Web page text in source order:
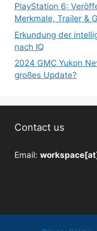
PlayStation 6:
Merkmale, Trailer &
Erkundung der
nach IQ
2024 GMC Yukon
großes Update?
Contact us
Email: